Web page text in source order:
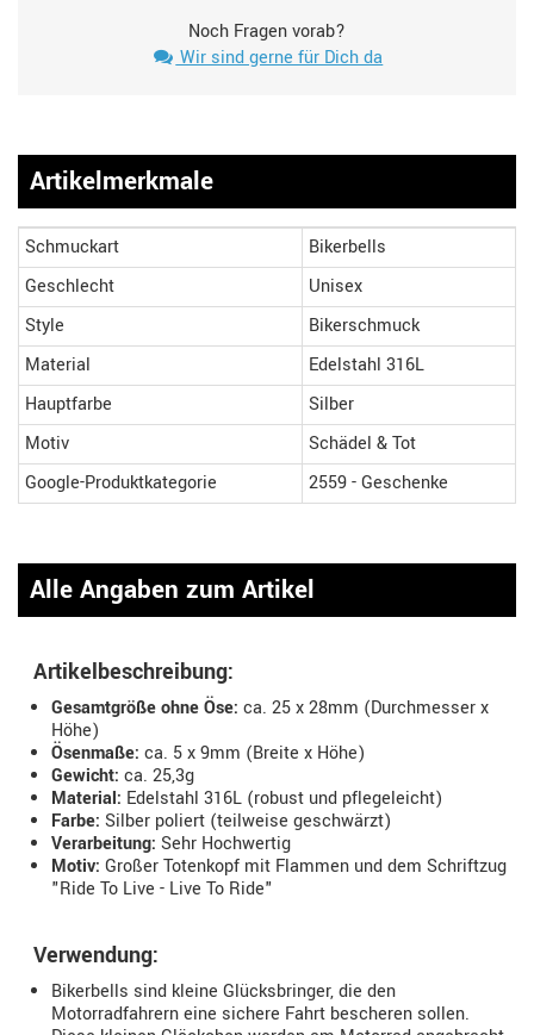
Noch Fragen vorab?
Wir sind gerne für Dich da
Artikelmerkmale
Schmuckart
Bikerbells
Geschlecht
Unisex
Style
Bikerschmuck
Material
Edelstahl 316L
Hauptfarbe
Silber
Motiv
Schädel & Tot
Google-Produktkategorie
2559 - Geschenke
Alle Angaben zum Artikel
Artikelbeschreibung:
Gesamtgröße ohne Öse: ca. 25 x 28mm (Durchmesser x
Höhe)
Ösenmaße: ca. 5 x 9mm (Breite x Höhe)
Gewicht: ca. 25,3g
Material: Edelstahl 316L (robust und pflegeleicht)
Farbe: Silber poliert (teilweise geschwärzt)
Verarbeitung: Sehr Hochwertig
Motiv: Großer Totenkopf mit Flammen und dem Schriftzug
"Ride To Live - Live To Ride"
Verwendung:
Bikerbells sind kleine Glücksbringer, die den
Motorradfahrern eine sichere Fahrt bescheren sollen.